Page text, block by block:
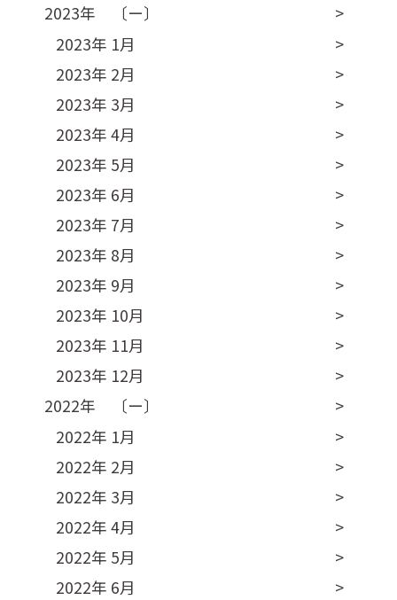
2023年 〔ー〕
2023年 1月
2023年 2月
2023年 3月
2023年 4月
2023年 5月
2023年 6月
2023年 7月
2023年 8月
2023年 9月
2023年 10月
2023年 11月
2023年 12月
2022年 〔ー〕
2022年 1月
2022年 2月
2022年 3月
2022年 4月
2022年 5月
2022年 6月